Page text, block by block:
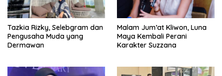
Tazkia Rizky, Selebgram dan
Pengusaha Muda yang
Dermawan
Malam Jum’at Kliwon, Luna
Maya Kembali Perani
Karakter Suzzana